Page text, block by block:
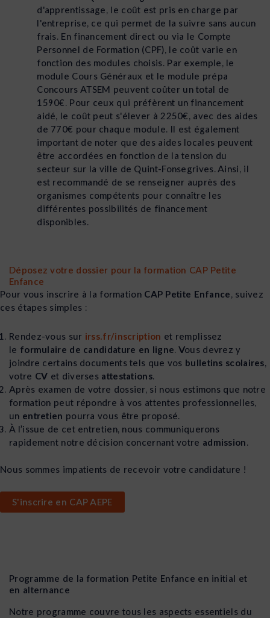
d'apprentissage, le coût est pris en charge par
l'entreprise, ce qui permet de la suivre sans aucun
frais. En financement direct ou via le Compte
Personnel de Formation (CPF), le coût varie en
fonction des modules choisis. Par exemple, le
module Cours Généraux et le module prépa
Concours ATSEM peuvent coûter un total de
1590€. Pour ceux qui préfèrent un financement
aidé, le coût peut s'élever à 2250€, avec des aides
de 770€ pour chaque module. Il est également
important de noter que des aides locales peuvent
être accordées en fonction de la tension du
secteur sur la ville de Quint-Fonsegrives. Ainsi, il
est recommandé de se renseigner auprès des
organismes compétents pour connaître les
différentes possibilités de financement
disponibles.
Déposez votre dossier pour la formation CAP Petite
Enfance
Pour vous inscrire à la formation CAP Petite Enfance, suivez
ces étapes simples :
Rendez-vous sur irss.fr/inscription et remplissez
le formulaire de candidature en ligne. Vous devrez y
joindre certains documents tels que vos bulletins scolaires,
votre CV et diverses attestations.
Après examen de votre dossier, si nous estimons que notre
formation peut répondre à vos attentes professionnelles,
un entretien pourra vous être proposé.
À l’issue de cet entretien, nous communiquerons
rapidement notre décision concernant votre admission.
Nous sommes impatients de recevoir votre candidature !
S'inscrire en CAP AEPE
Programme de la formation Petite Enfance en initial et
en alternance
Notre programme couvre tous les aspects essentiels du